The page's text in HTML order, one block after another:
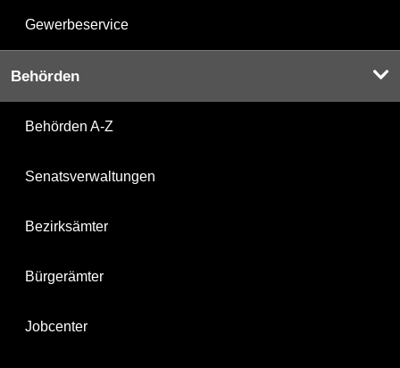
Gewerbeservice
Behörden
Behörden A-Z
Senatsverwaltungen
Bezirksämter
Bürgerämter
Jobcenter